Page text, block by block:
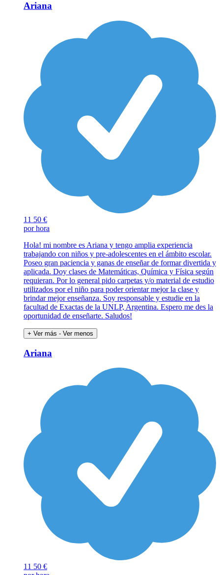
Ariana
11 50 €
por hora
Hola! mi nombre es Ariana y tengo amplia experiencia
trabajando con niños y pre-adolescentes en el ámbito escolar.
Poseo gran paciencia y ganas de enseñar de formar divertida y
aplicada. Doy clases de Matemáticas, Química y Física según
requieran. Por lo general pido carpetas y/o material de estudio
utilizados por el niño para poder orientar mejor la clase y
brindar mejor enseñanza. Soy responsable y estudie en la
facultad de Exactas de la UNLP, Argentina. Espero me des la
oportunidad de enseñarte. Saludos!
+ Ver más - Ver menos
Ariana
11 50 €